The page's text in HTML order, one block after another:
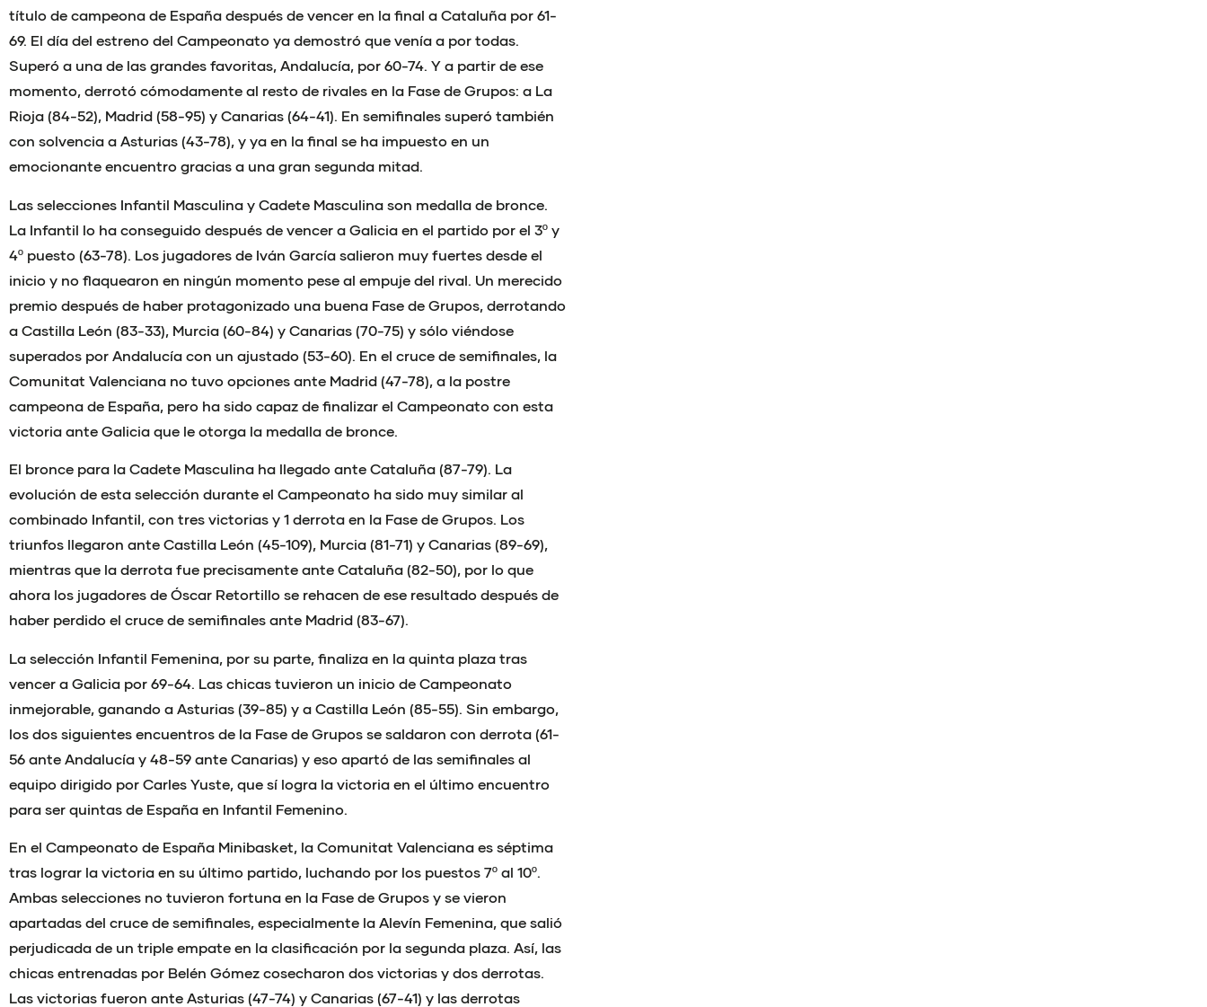
título de campeona de España después de vencer en la final a Cataluña por 61-
69. El día del estreno del Campeonato ya demostró que venía a por todas.
Superó a una de las grandes favoritas, Andalucía, por 60-74. Y a partir de ese
momento, derrotó cómodamente al resto de rivales en la Fase de Grupos: a La
Rioja (84-52), Madrid (58-95) y Canarias (64-41). En semifinales superó también
con solvencia a Asturias (43-78), y ya en la final se ha impuesto en un
emocionante encuentro gracias a una gran segunda mitad.
Las selecciones Infantil Masculina y Cadete Masculina son medalla de bronce.
La Infantil lo ha conseguido después de vencer a Galicia en el partido por el 3º y
4º puesto (63-78). Los jugadores de Iván García salieron muy fuertes desde el
inicio y no flaquearon en ningún momento pese al empuje del rival. Un merecido
premio después de haber protagonizado una buena Fase de Grupos, derrotando
a Castilla León (83-33), Murcia (60-84) y Canarias (70-75) y sólo viéndose
superados por Andalucía con un ajustado (53-60). En el cruce de semifinales, la
Comunitat Valenciana no tuvo opciones ante Madrid (47-78), a la postre
campeona de España, pero ha sido capaz de finalizar el Campeonato con esta
victoria ante Galicia que le otorga la medalla de bronce.
El bronce para la Cadete Masculina ha llegado ante Cataluña (87-79). La
evolución de esta selección durante el Campeonato ha sido muy similar al
combinado Infantil, con tres victorias y 1 derrota en la Fase de Grupos. Los
triunfos llegaron ante Castilla León (45-109), Murcia (81-71) y Canarias (89-69),
mientras que la derrota fue precisamente ante Cataluña (82-50), por lo que
ahora los jugadores de Óscar Retortillo se rehacen de ese resultado después de
haber perdido el cruce de semifinales ante Madrid (83-67).
La selección Infantil Femenina, por su parte, finaliza en la quinta plaza tras
vencer a Galicia por 69-64. Las chicas tuvieron un inicio de Campeonato
inmejorable, ganando a Asturias (39-85) y a Castilla León (85-55). Sin embargo,
los dos siguientes encuentros de la Fase de Grupos se saldaron con derrota (61-
56 ante Andalucía y 48-59 ante Canarias) y eso apartó de las semifinales al
equipo dirigido por Carles Yuste, que sí logra la victoria en el último encuentro
para ser quintas de España en Infantil Femenino.
En el Campeonato de España Minibasket, la Comunitat Valenciana es séptima
tras lograr la victoria en su último partido, luchando por los puestos 7º al 10º.
Ambas selecciones no tuvieron fortuna en la Fase de Grupos y se vieron
apartadas del cruce de semifinales, especialmente la Alevín Femenina, que salió
perjudicada de un triple empate en la clasificación por la segunda plaza. Así, las
chicas entrenadas por Belén Gómez cosecharon dos victorias y dos derrotas.
Las victorias fueron ante Asturias (47-74) y Canarias (67-41) y las derrotas